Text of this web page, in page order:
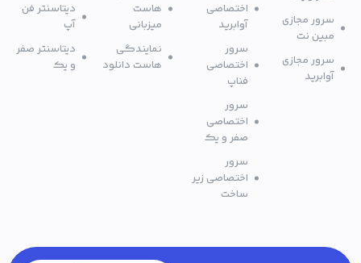
سرور مجازی
مبین نت
سرور مجازی
آوابرید
اختصاصی
آوابرید
سرور
اختصاصی
فناپ
سرور
اختصاصی
صفر و یک
سرور
اختصاصی زیر
ساخت
هاست
میزبانی
نمایندگی
هاست دانلود
دیتاسنتر فن
آپ
دیتاسنتر صفر
و یک